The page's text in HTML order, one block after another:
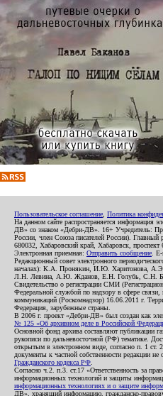
Пользовательское соглашение Политика
На данном сайте распространяется информация
ДВ» со знаком «Дебри-ДВ». 16+ Учредитель:
России, член Союза писателей России).
680032, Хабаровский край, Хабаровск,
Электронная приемная: Отправить сообщение .
Редакционный совет электронного
началах): К.А. Пронякин, И.Ю. Харитонова,
Л.Н. Левина, А.Ю. Жданов, Е.Н. Голубь, С.Н.
Свидетельство о регистрации СМИ
Федеральной службой по надзору в сфере
коммуникаций (Роскомнадзор) 16.06.2011 г.
Федерация, зарубежные страны.
В 2006 г. проект «Дебри-ДВ» был создан как
№ 125 «Об архивном деле в Российской
Основной фонд архива составляют публикации
рукописи по дальневосточной (РФ) тематике.
открытым в электронном виде, согласно п. 1 ст.
документы к частной собственности редакции не
Гражданского кодекса РФ
Согласно ч.2. п.3. ст.17 «Ответственность за
информационных технологий и защиты
информационных технологиях и о защите
ДВ», хранящий информацию, гражданско-